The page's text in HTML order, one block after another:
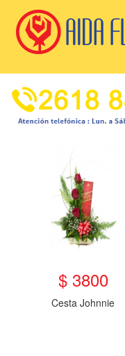
$ 3800
Cesta Johnnie